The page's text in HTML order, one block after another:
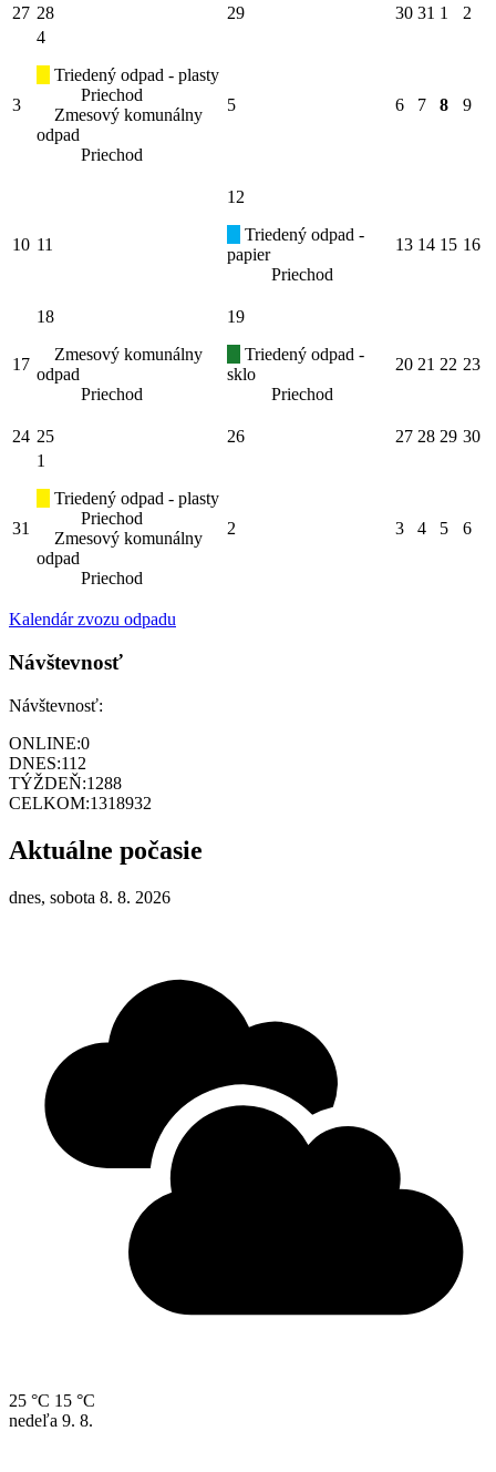
27 28 29 30 31 1 2
3
4
Triedený odpad - plasty
Priechod
Zmesový komunálny
odpad
Priechod
5 6 7 8 9
10 11
12
Triedený odpad -
papier
Priechod
13 14 15 16
17
18
Zmesový komunálny
odpad
Priechod
19
Triedený odpad -
sklo
Priechod
20 21 22 23
24 25 26 27 28 29 30
31
1
Triedený odpad - plasty
Priechod
Zmesový komunálny
odpad
Priechod
2 3 4 5 6
Kalendár zvozu odpadu
Návštevnosť
Návštevnosť:
ONLINE:0
DNES:112
TÝŽDEŇ:1288
CELKOM:1318932
Aktuálne počasie
dnes, sobota 8. 8. 2026
25 °C 15 °C
nedeľa 9. 8.